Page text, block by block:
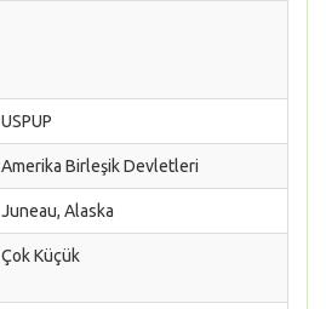
USPUP
Amerika Birleşik Devletleri
Juneau, Alaska
Çok Küçük